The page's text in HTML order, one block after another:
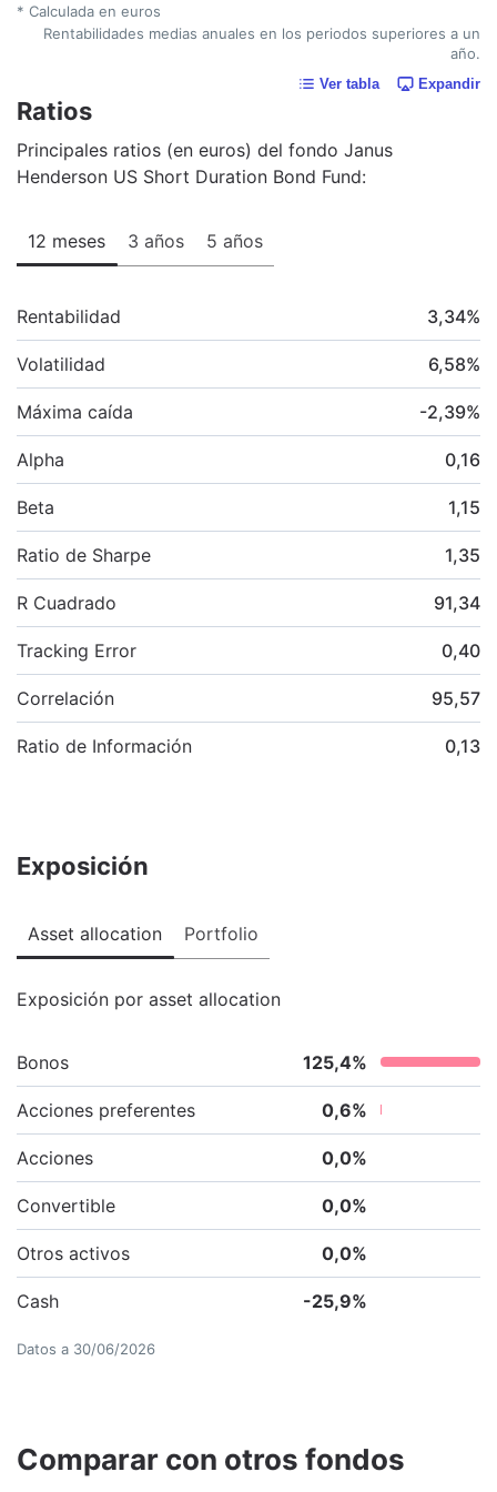
* Calculada en euros
Rentabilidades medias anuales en los periodos superiores a un
año.
Ver tabla Expandir
Ratios
Principales ratios (en euros) del fondo Janus
Henderson US Short Duration Bond Fund:
12 meses 3 años 5 años
Rentabilidad 3,34%
Volatilidad 6,58%
Máxima caída -2,39%
Alpha 0,16
Beta 1,15
Ratio de Sharpe 1,35
R Cuadrado 91,34
Tracking Error 0,40
Correlación 95,57
Ratio de Información 0,13
Exposición
Asset allocation Portfolio
Exposición por asset allocation
Bonos 125,4%
Acciones preferentes 0,6%
Acciones 0,0%
Convertible 0,0%
Otros activos 0,0%
Cash -25,9%
Datos a 30/06/2026
Comparar con otros fondos